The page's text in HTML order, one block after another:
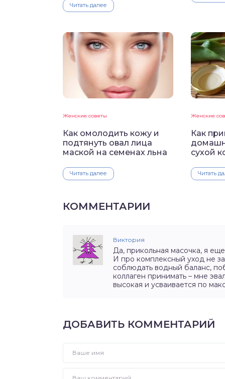
Читать далее
Женские советы
Как омолодить кожу и
подтянуть овал лица
маской на семенах льна
Читать далее
Женские
Как
сухой
Читать
КОММЕНТАРИИ
Виктория
Да, прикольная масочка, я
И про комплексный уход не
соблюдать водный баланс,
коллаген принимать – мне
высокая и усваивается по
ДОБАВИТЬ КОММЕНТАРИЙ